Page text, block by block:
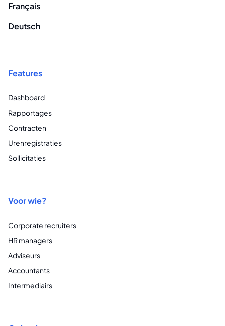
Français
Deutsch
Features
Dashboard
Rapportages
Contracten
Urenregistraties
Sollicitaties
Voor wie?
Corporate recruiters
HR managers
Adviseurs
Accountants
Intermediairs